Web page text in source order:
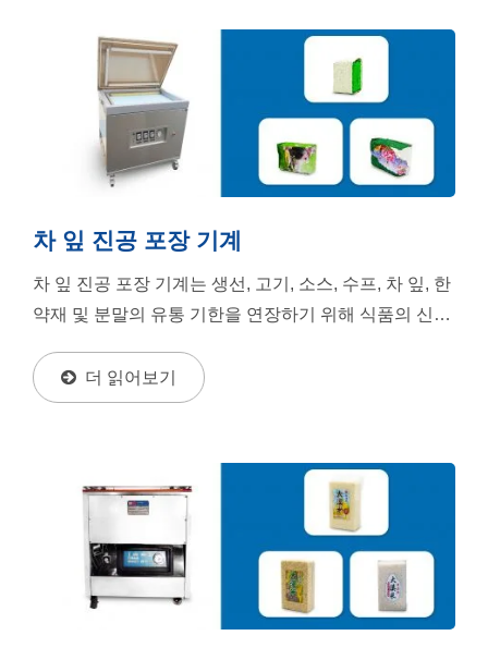
차 잎 진공 포장 기계
차 잎 진공 포장 기계는 생선, 고기, 소스, 수프, 차 잎, 한
약재 및 분말의 유통 기한을 연장하기 위해 식품의 신선
더 읽어보기